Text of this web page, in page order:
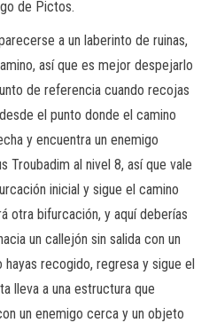
de Pictos.
a un laberinto de ruinas,
así que es mejor despejarlo
de referencia cuando recojas
el punto donde el camino
y encuentra un enemigo
Troubadim al nivel 8, así que vale
inicial y sigue el camino
otra bifurcación, y aquí deberías
un callejón sin salida con un
hayas recogido, regresa y sigue el
lleva a una estructura que
un enemigo cerca y un objeto